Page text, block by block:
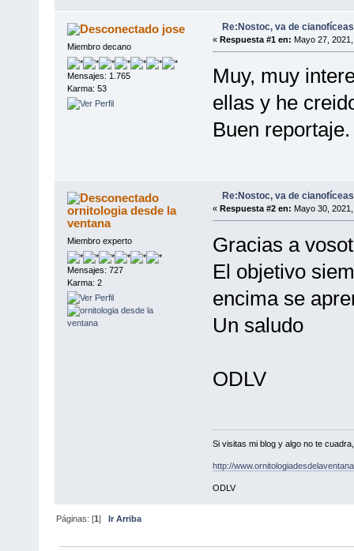
jose
Miembro decano
Mensajes: 1.765
Karma: 53
Re:Nostoc, va de cianofíceas
« Respuesta #1 en: Mayo 27,
Muy, muy
ellas y he
Buen reportaje.
ornitologia desde la
ventana
Miembro experto
Mensajes: 727
Karma: 2
Re:Nostoc, va de cianofíceas
« Respuesta #2 en: Mayo 30,
Gracias a
El objetivo
encima se
Un saludo
ODLV
Si visitas mi blog y algo no te
http://
ODLV
Páginas: [1]Ir Arriba